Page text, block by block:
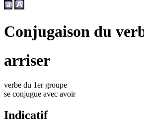
Conjugaison du
arriser
verbe du 1er groupe
se conjugue avec avoir
Indicatif